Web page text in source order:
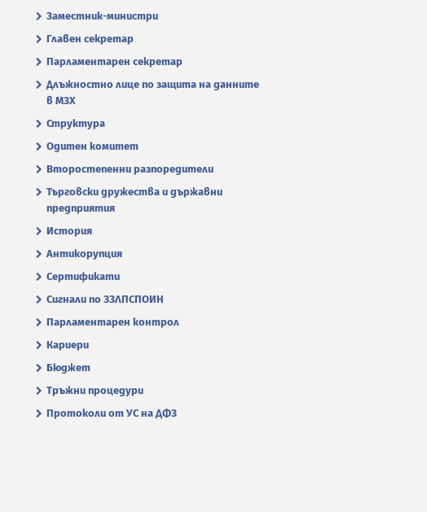
Заместник-министри
Главен секретар
Парламентарен секретар
Длъжностно лице по защита на данните
в МЗХ
Структура
Одитен комитет
Второстепенни разпоредители
Търговски дружества и държавни
предприятия
История
Антикорупция
Сертификати
Сигнали по ЗЗЛПСПОИН
Парламентарен контрол
Кариери
Бюджет
Тръжни процедури
Протоколи от УС на ДФЗ